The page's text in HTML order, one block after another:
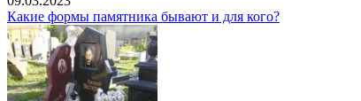
Какие формы памятника бывают и для кого?